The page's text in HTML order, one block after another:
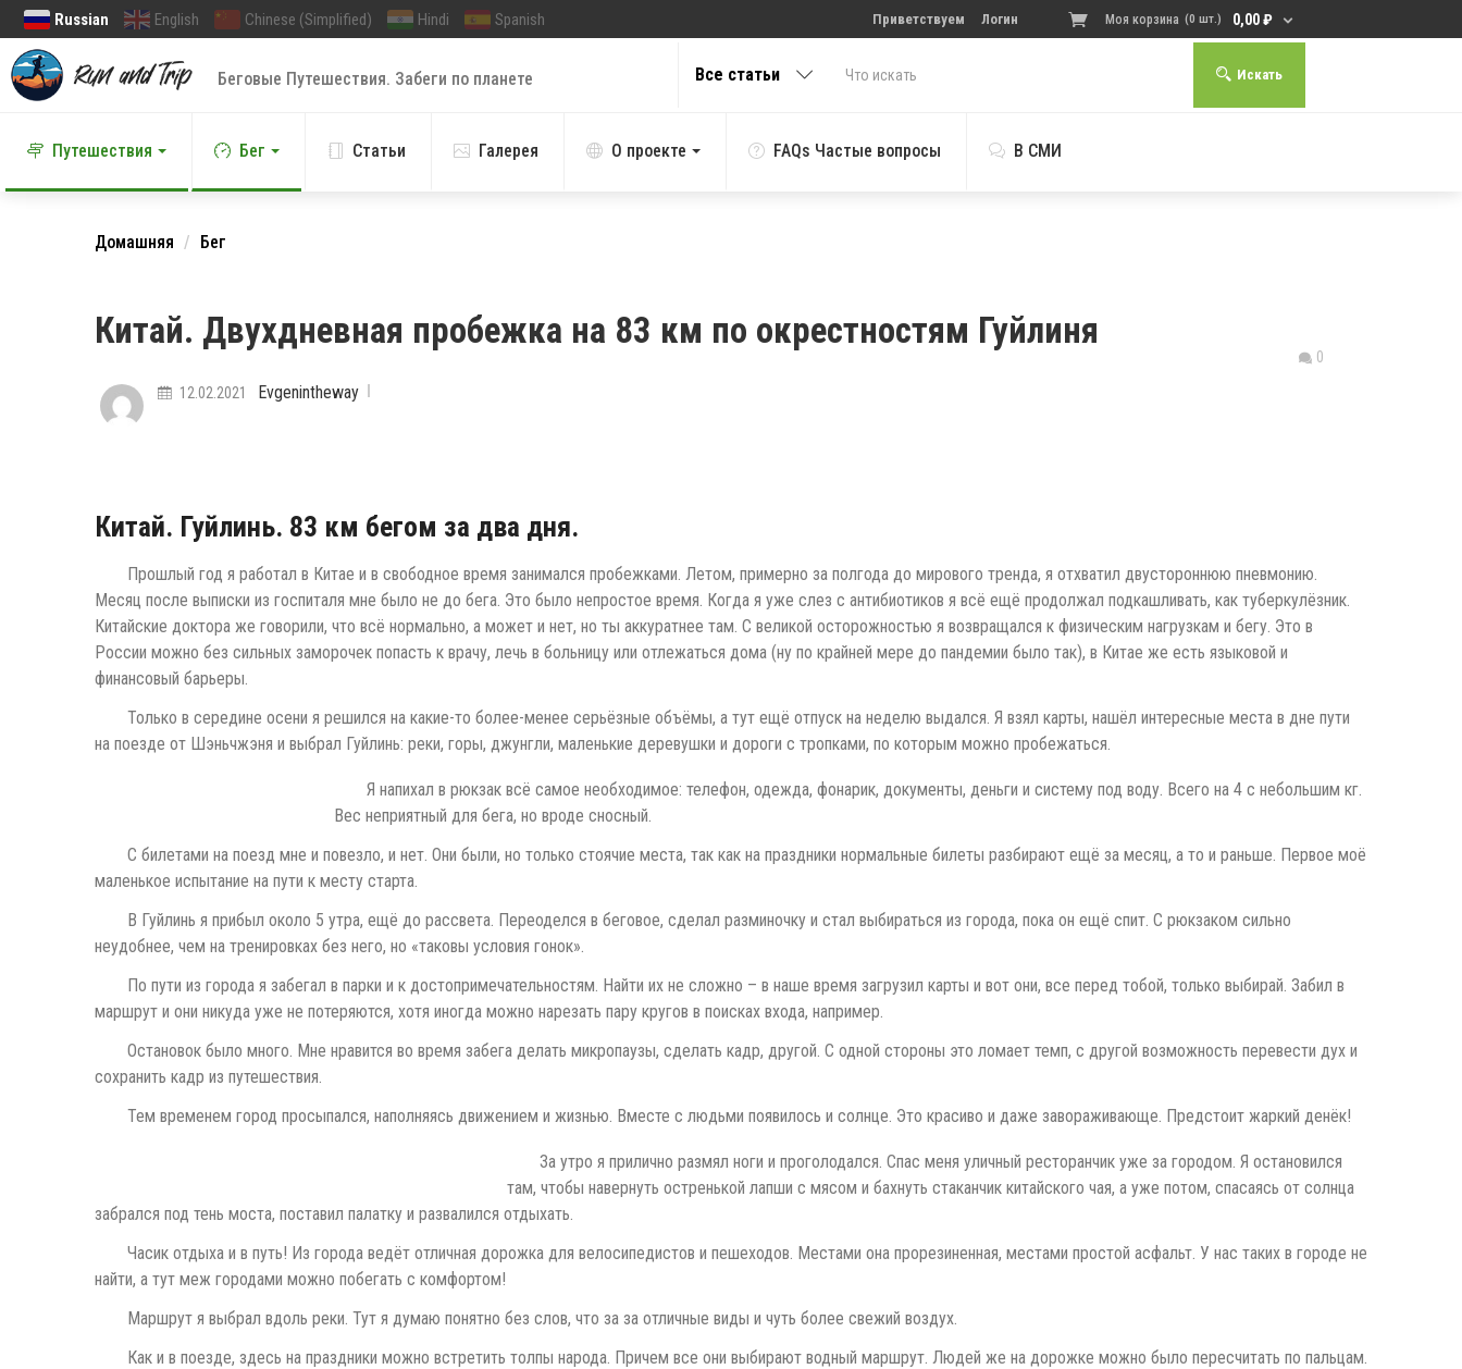
Russian English Chinese (Simplified) Hindi Spanish Приветствуем Логин Моя корзина (0 шт.) 0,00₽
Беговые Путешествия. Забеги по планете Все статьи Искать
Путешествия Бег Статьи Галерея О проекте FAQs Частые вопросы В СМИ
Домашняя Бег
0
Китай. Двухдневная пробежка на 83 км по окрестностям Гуйлиня
Evgenintheway
12.02.2021
Китай. Гуйлинь. 83 км бегом за два дня.
Прошлый год я работал в Китае и в свободное время занимался пробежками. Летом, примерно за полгода до мирового тренда, я отхватил двустороннюю пневмонию.
Месяц после выписки из госпиталя мне было не до бега. Это было непростое время. Когда я уже слез с антибиотиков я всё ещё продолжал подкашливать, как туберкулёзник.
Китайские доктора же говорили, что всё нормально, а может и нет, но ты аккуратнее там. С великой осторожностью я возвращался к физическим нагрузкам и бегу. Это в
России можно без сильных заморочек попасть к врачу, лечь в больницу или отлежаться дома (ну по крайней мере до пандемии было так), в Китае же есть языковой и
финансовый барьеры.
Только в середине осени я решился на какие-то более-менее серьёзные объёмы, а тут ещё отпуск на неделю выдался. Я взял карты, нашёл интересные места в дне пути
на поезде от Шэньчжэня и выбрал Гуйлинь: реки, горы, джунгли, маленькие деревушки и дороги с тропками, по которым можно пробежаться.
Я напихал в рюкзак всё самое необходимое: телефон, одежда, фонарик, документы, деньги и систему под воду. Всего на 4 с небольшим кг.
Вес неприятный для бега, но вроде сносный.
С билетами на поезд мне и повезло, и нет. Они были, но только стоячие места, так как на праздники нормальные билеты разбирают ещё за месяц, а то и раньше. Первое моё
маленькое испытание на пути к месту старта.
В Гуйлинь я прибыл около 5 утра, ещё до рассвета. Переоделся в беговое, сделал разминочку и стал выбираться из города, пока он ещё спит. С рюкзаком сильно
неудобнее, чем на тренировках без него, но «таковы условия гонок».
По пути из города я забегал в парки и к достопримечательностям. Найти их не сложно – в наше время загрузил карты и вот они, все перед тобой, только выбирай. Забил в
маршрут и они никуда уже не потеряются, хотя иногда можно нарезать пару кругов в поисках входа, например.
Остановок было много. Мне нравится во время забега делать микропаузы, сделать кадр, другой. С одной стороны это ломает темп, с другой возможность перевести дух и
сохранить кадр из путешествия.
Тем временем город просыпался, наполняясь движением и жизнью. Вместе с людьми появилось и солнце. Это красиво и даже завораживающе. Предстоит жаркий денёк!
За утро я прилично размял ноги и проголодался. Спас меня уличный ресторанчик уже за городом. Я остановился
там, чтобы навернуть остренькой лапши с мясом и бахнуть стаканчик китайского чая, а уже потом, спасаясь от солнца
забрался под тень моста, поставил палатку и развалился отдыхать.
Часик отдыха и в путь! Из города ведёт отличная дорожка для велосипедистов и пешеходов. Местами она прорезиненная, местами простой асфальт. У нас таких в городе не
найти, а тут меж городами можно побегать с комфортом!
Маршрут я выбрал вдоль реки. Тут я думаю понятно без слов, что за за отличные виды и чуть более свежий воздух.
Как и в поезде, здесь на праздники можно встретить толпы народа. Причем все они выбирают водный маршрут. Людей же на дорожке можно было пересчитать по пальцам.